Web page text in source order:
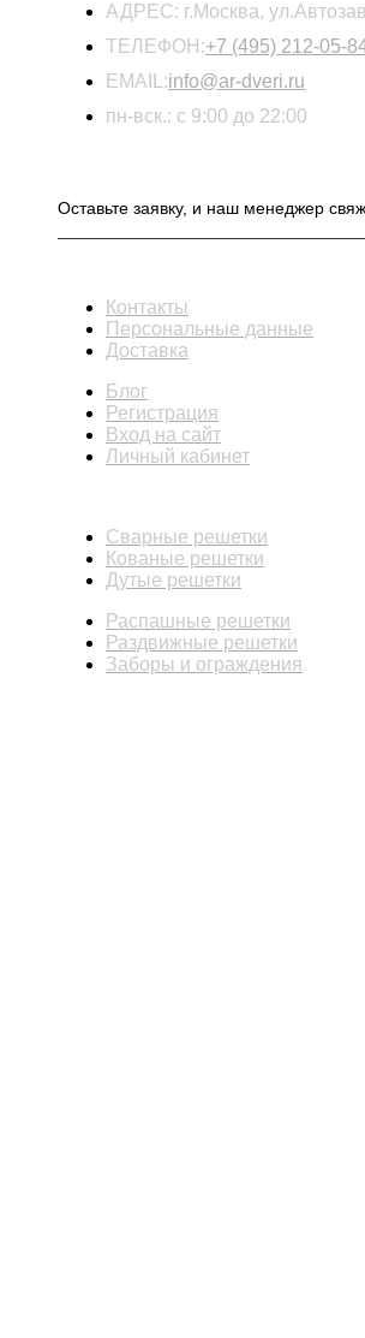
АДРЕС: г.Москва,
ТЕЛЕФОН:+7 (495) 212-05-
EMAIL:info@ar-dveri.ru
пн-вск.: с 9:00 до 22:00
Оставьте заявку, и наш менеджер
Контакты
Персональные данные
Доставка
Блог
Регистрация
Вход на сайт
Личный кабинет
Сварные решетки
Кованые решетки
Дутые решетки
Распашные решетки
Раздвижные решетки
Заборы и ограждения